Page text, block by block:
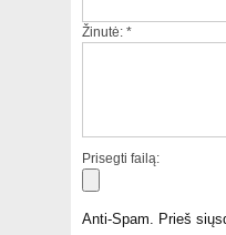
Žinutė: *
Prisegti failą:
Anti-Spam. Prieš